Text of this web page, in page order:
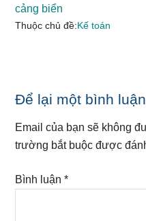
cảng biển
Thuộc chủ đề:Kế toán
Reader
Interactions
Để lại một bình luận
Email của bạn sẽ không
trường bắt buộc được
Bình luận*